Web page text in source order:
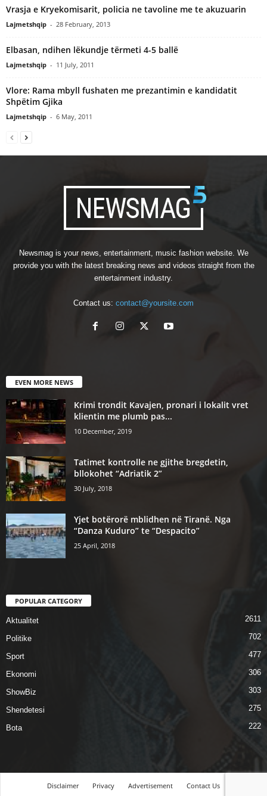
Vrasja e Kryekomisarit, policia ne tavoline me te akuzuarin
Lajmetshqip - 28 February, 2013
Elbasan, ndihen lëkundje tërmeti 4-5 ballë
Lajmetshqip - 11 July, 2011
Vlore: Rama mbyll fushaten me prezantimin e kandidatit
Shpëtim Gjika
Lajmetshqip - 6 May, 2011
Newsmag is your news, entertainment, music fashion website. We
provide you with the latest breaking news and videos straight from the
entertainment industry.
Contact us: contact@yoursite.com
EVEN MORE NEWS
Krimi trondit Kavajen, pronari i lokalit vret
klientin me plumb pas...
10 December, 2019
Tatimet kontrolle ne gjithe bregdetin,
bllokohet “Adriatik 2”
30 July, 2018
Yjet botërorë mblidhen në Tiranë. Nga
“Danza Kuduro” te “Despacito”
25 April, 2018
POPULAR CATEGORY
Aktualitet 2611
Politike 702
Sport 477
Ekonomi 306
ShowBiz 303
Shendetesi 275
Bota 222
Disclaimer Privacy Advertisement Contact Us